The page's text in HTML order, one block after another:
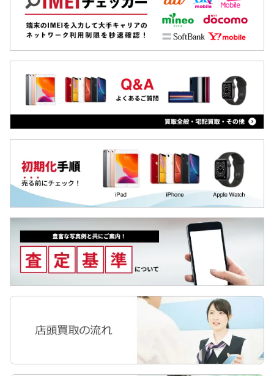
MacBook
iPad
Qua tab
dtab
MediaPad
LAVIE Tab
YOGA Tab
Surface
Galaxyタブ
Pixel Tab